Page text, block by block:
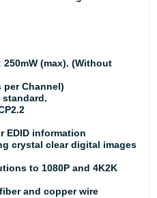
(max). (Without
per Channel)
standard.
EDID information
crystal clear digital images
to 1080P and 4K2K
and copper wire